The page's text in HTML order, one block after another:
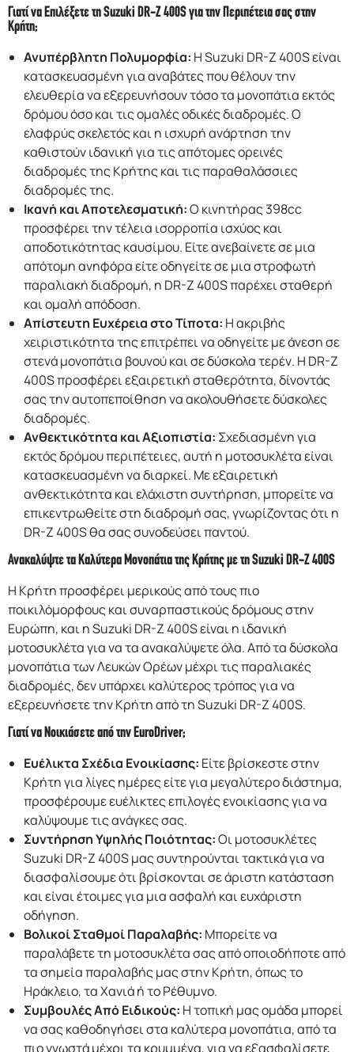
Γιατί να Επιλέξετε τη Suzuki DR-Z 400S για την Περιπέτεια σας στην
Κρήτη;
Ανυπέρβλητη Πολυμορφία: Η Suzuki DR-Z 400S είναι
κατασκευασμένη για αναβάτες που θέλουν την
ελευθερία να εξερευνήσουν τόσο τα μονοπάτια εκτός
δρόμου όσο και τις ομαλές οδικές διαδρομές. Ο
ελαφρύς σκελετός και η ισχυρή ανάρτηση την
καθιστούν ιδανική για τις απότομες ορεινές
διαδρομές της Κρήτης και τις παραθαλάσσιες
διαδρομές της.
Ικανή και Αποτελεσματική:Ο κινητήρας 398cc
προσφέρει την τέλεια ισορροπία ισχύος και
αποδοτικότητας καυσίμου. Είτε ανεβαίνετε σε μια
απότομη ανηφόρα είτε οδηγείτε σε μια στροφωτή
παραλιακή διαδρομή, η DR-Z 400S παρέχει σταθερή
και ομαλή απόδοση.
Απίστευτη Ευχέρεια στο Τίποτα: Η ακριβής
χειριστικότητα της επιτρέπει να οδηγείτε με άνεση σε
στενά μονοπάτια βουνού και σε δύσκολα τερέν. Η DR-Z
400S προσφέρει εξαιρετική σταθερότητα, δίνοντάς
σας την αυτοπεποίθηση να ακολουθήσετε δύσκολες
διαδρομές.
Ανθεκτικότητα και Αξιοπιστία: Σχεδιασμένη για
εκτός δρόμου περιπέτειες, αυτή η μοτοσυκλέτα είναι
κατασκευασμένη να διαρκεί. Με εξαιρετική
ανθεκτικότητα και ελάχιστη συντήρηση, μπορείτε να
επικεντρωθείτε στη διαδρομή σας, γνωρίζοντας ότι η
DR-Z 400S θα σας συνοδεύσει παντού.
Ανακαλύψτε τα Καλύτερα Μονοπάτια της Κρήτης με τη Suzuki DR-Z 400S
Η Κρήτη προσφέρει μερικούς από τους πιο
ποικιλόμορφους και συναρπαστικούς δρόμους στην
Ευρώπη, και η Suzuki DR-Z 400S είναι η ιδανική
μοτοσυκλέτα για να τα ανακαλύψετε όλα. Από τα δύσκολα
μονοπάτια των Λευκών Ορέων μέχρι τις παραλιακές
διαδρομές, δεν υπάρχει καλύτερος τρόπος για να
εξερευνήσετε την Κρήτη από τη Suzuki DR-Z 400S.
Γιατί να Νοικιάσετε από την EuroDriver;
Ευέλικτα Σχέδια Ενοικίασης: Είτε βρίσκεστε στην
Κρήτη για λίγες ημέρες είτε για μεγαλύτερο διάστημα,
προσφέρουμε ευέλικτες επιλογές ενοικίασης για να
καλύψουμε τις ανάγκες σας.
Συντήρηση Υψηλής Ποιότητας:Οι μοτοσυκλέτες
Suzuki DR-Z 400S μας συντηρούνται τακτικά για να
διασφαλίσουμε ότι βρίσκονται σε άριστη κατάσταση
και είναι έτοιμες για μια ασφαλή και ευχάριστη
οδήγηση.
Βολικοί Σταθμοί Παραλαβής: Μπορείτε να
παραλάβετε τη μοτοσυκλέτα σας από οποιοδήποτε από
τα σημεία παραλαβής μας στην Κρήτη, όπως το
Ηράκλειο, τα Χανιά ή το Ρέθυμνο.
Συμβουλές Από Ειδικούς: Η τοπική μας ομάδα μπορεί
να σας καθοδηγήσει στα καλύτερα μονοπάτια, από τα
πιο γνωστά μέχρι τα κρυμμένα, για να εξασφαλίσετε